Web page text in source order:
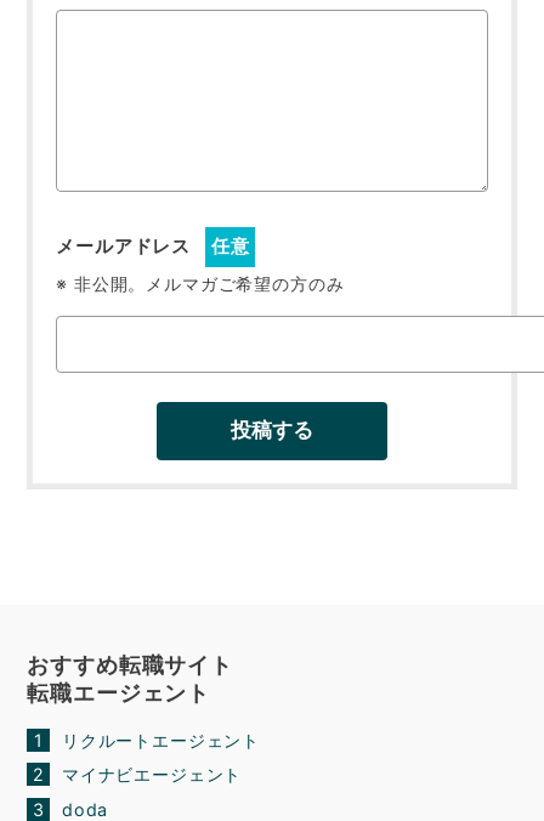
メールアドレス 任意
※ 非公開。メルマガご希望の方のみ
おすすめ転職サイト
転職エージェント
リクルートエージェント
マイナビエージェント
doda